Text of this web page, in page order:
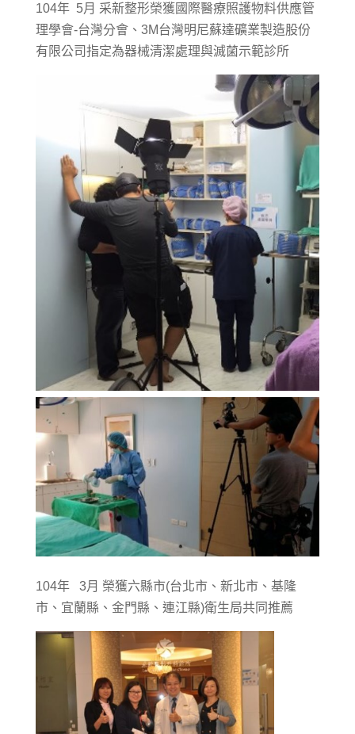
104年 5月 采新整形榮獲國際醫療照護物料供應管
理學會-台灣分會、3M台灣明尼蘇達礦業製造股份
有限公司指定為器械清潔處理與滅菌示範診所
104年 3月 榮獲六縣市(台北市、新北市、基隆
市、宜蘭縣、金門縣、連江縣)衛生局共同推薦